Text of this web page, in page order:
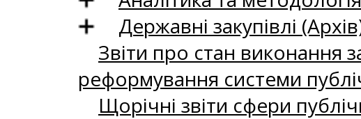
Державні закупівлі
Звіти про стан виконання
реформування системи
Щорічні звіти сфери